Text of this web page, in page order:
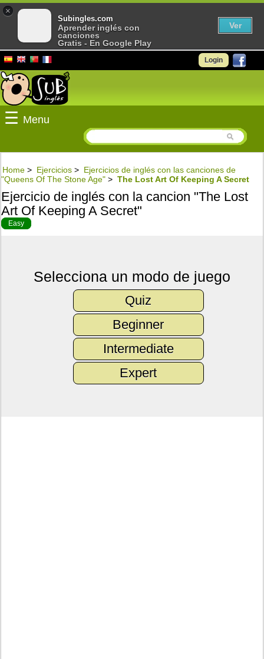
Login
☰ Menu
Home > Ejercicios > Ejercicios de inglés con las canciones de
"Queens Of The Stone Age" > The Lost Art Of Keeping A Secret
Ejercicio de inglés con la cancion "The Lost
Art Of Keeping A Secret"
Easy
Selecciona un modo de juego
Quiz
Beginner
Intermediate
Expert
×
Subingles.com
Aprender inglés con
canciones
Gratis - En Google Play
Ver